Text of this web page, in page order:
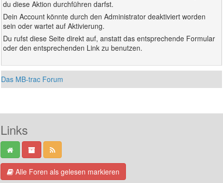
du diese Aktion durchführen darfst.
Dein Account könnte durch den Administrator deaktiviert worden
sein oder wartet auf Aktivierung.
Du rufst diese Seite direkt auf, anstatt das entsprechende Formular
oder den entsprechenden Link zu benutzen.
Das MB-trac Forum
Links
Alle Foren als gelesen markieren